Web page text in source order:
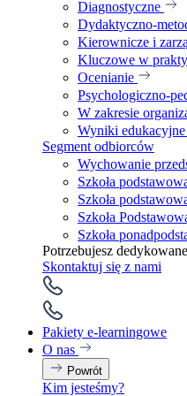
Diagnostyczne
Dydaktyczno-
Kierownicze i
Kluczowe w
Ocenianie
Psychologiczno-
W zakresie
Wyniki edukacyjne
Segment odbiorców
Wychowanie
Szkoła
Szkoła
Szkoła
Szkoła
Potrzebujesz
Skontaktuj się z nami
Pakiety e-learningowe
O nas
Powrót
Kim jesteśmy?